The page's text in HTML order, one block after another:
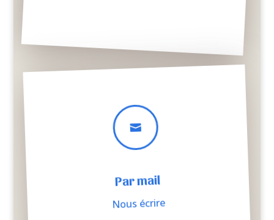

Par mail
Nous écrire